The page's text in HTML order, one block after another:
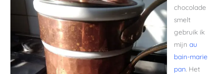
chocolade
smelt
gebruik ik
mijn au
bain-marie
pan. Het